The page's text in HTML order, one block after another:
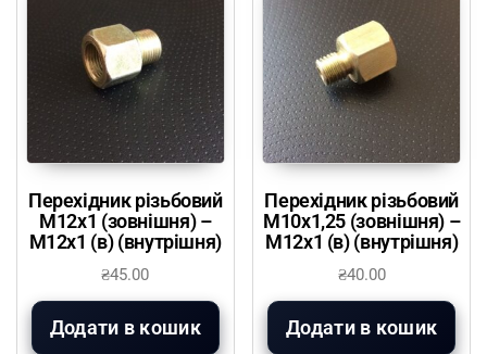
Перехідник різьбовий
М12х1 (зовнішня) –
М12х1 (в) (внутрішня)
₴45.00
Додати в кошик
Перехідник різьбовий
М10х1,25 (зовнішня) –
М12х1 (в) (внутрішня)
₴40.00
Додати в кошик